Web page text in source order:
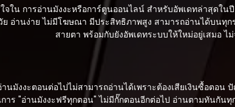
ใน การอ่านมังงะหรือการ์ตูนออนไลน์ สำหรับอัพเดทล่าสุดใ
ย อ่านง่าย ไม่มีโฆษณา มีประสิทธิภาพสูง สามารถอ่านได้บนทุ
สายตา พร้อมกับยังอัพเดทระบบให้ใหม่อยู่เสมอ ไ
มังงะตอนต่อไปไม่สามารถอ่านได้เพราะต้องเสียเงินซื้อตอน
าร "อ่านมังงะฟรีทุกตอน" ไม่มีกั๊กตอนอีกต่อไป อ่านตามทันกัน